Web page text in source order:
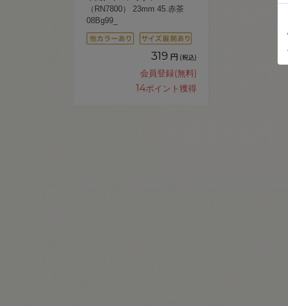
（RN7800） 23mm 45.赤茶
08Bg99_
319 円 (税込)
会員登録(無料)
14ポイント獲得